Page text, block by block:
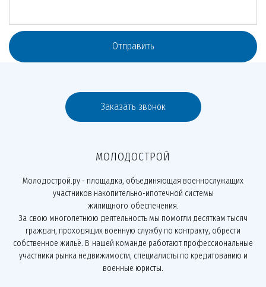
Отправить
Заказать звонок
МОЛОДОСТРОЙ
Молодострой.ру - площадка, объединяющая военнослужащих
участников накопительно-ипотечной системы
жилищного обеспечения.
За свою многолетнюю деятельность мы помогли десяткам тысяч
граждан, проходящих военную службу по контракту, обрести
собственное жильё. В нашей команде работают профессиональные
участники рынка недвижимости, специалисты по кредитованию и
военные юристы.